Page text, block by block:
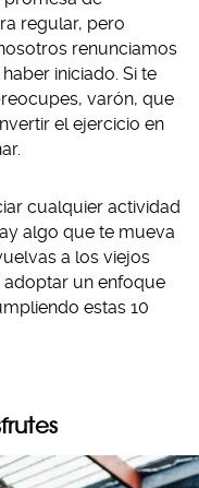
regular, pero
renunciamos
iniciado. Si te
varón, que
el ejercicio en
cualquier actividad
algo que te mueva
a los viejos
adoptar un enfoque
estas 10